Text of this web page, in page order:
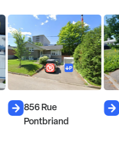
856 Rue
Pontbriand